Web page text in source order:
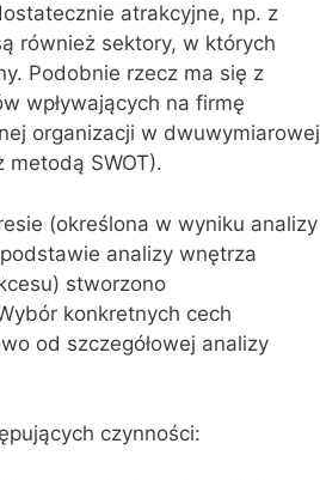
atrakcyjne, np. z
również sektory, w których
Podobnie rzecz ma się z
wpływających na firmę
organizacji w dwuwymiarowej
SWOT).
(określona w wyniku analizy
analizy wnętrza
stworzono
konkretnych cech
od szczegółowej analizy
czynności: